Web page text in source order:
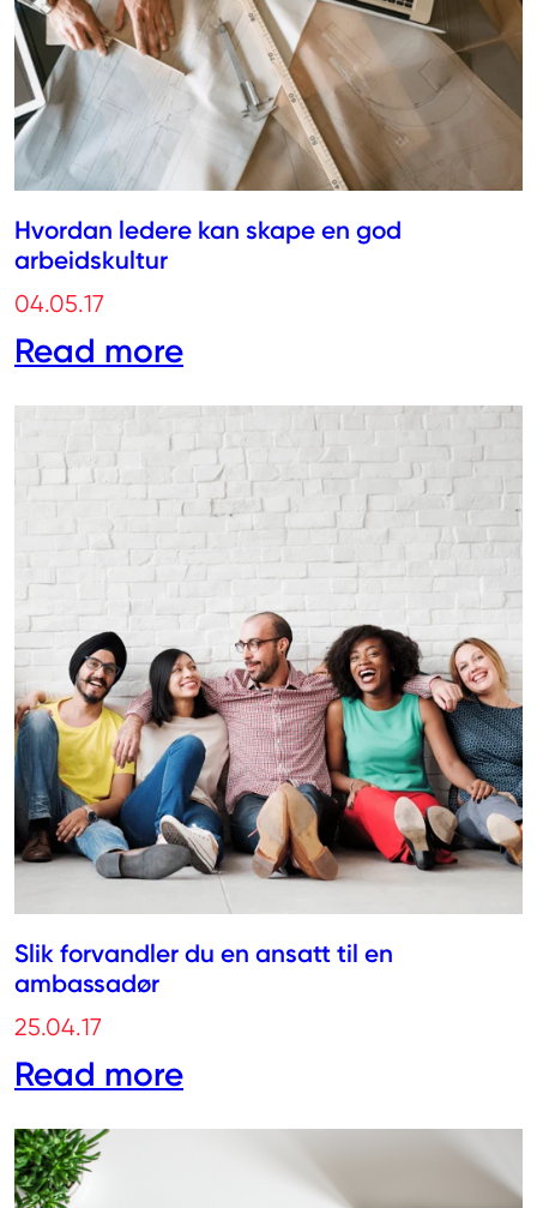
Hvordan ledere kan skape en god
arbeidskultur
04.05.17
Read more
Slik forvandler du en ansatt til en
ambassadør
25.04.17
Read more